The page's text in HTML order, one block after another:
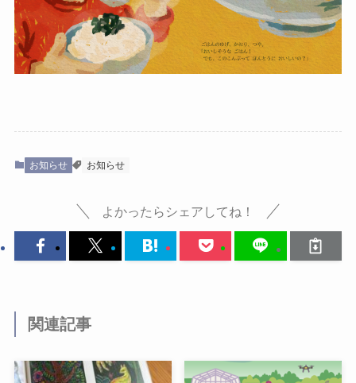
お知らせ お知らせ
よかったらシェアしてね！
関連記事